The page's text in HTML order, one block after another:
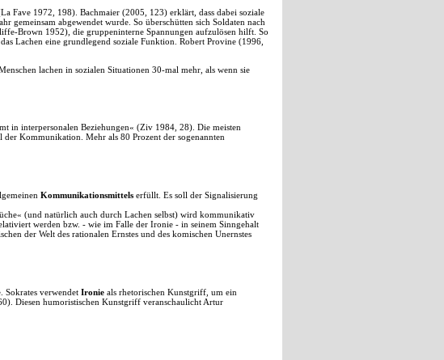
Fave 1972, 198). Bachmaier (2005, 123) erklärt, dass dabei soziale
gemeinsam abgewendet wurde. So überschütten sich Soldaten nach
Brown 1952), die gruppeninterne Spannungen aufzulösen hilft. So
Lachen eine grundlegend soziale Funktion. Robert Provine (1996,
lachen in sozialen Situationen 30-mal mehr, als wenn sie
in interpersonalen Beziehungen« (Ziv 1984, 28). Die meisten
Kommunikation. Mehr als 80 Prozent der sogenannten
Kommunikationsmittels erfüllt. Es soll der Signalisierung
(und natürlich auch durch Lachen selbst) wird kommunikativ
werden bzw. - wie im Falle der Ironie - in seinem Sinngehalt
der Welt des rationalen Ernstes und des komischen Unernstes
Sokrates verwendet Ironie als rhetorischen Kunstgriff, um ein
Diesen humoristischen Kunstgriff veranschaulicht Artur